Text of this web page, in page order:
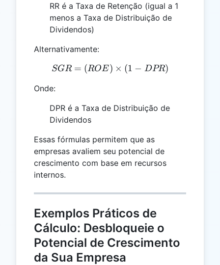
RR é a Taxa de Retenção (igual a 1
menos a Taxa de Distribuição de
Dividendos)
Alternativamente:
SGR = (ROE) \times (1 -
SGR = (ROE) × (1 − DPR)
Onde:
DPR é a Taxa de Distribuição de
Dividendos
Essas fórmulas permitem que as
empresas avaliem seu potencial de
crescimento com base em recursos
internos.
Exemplos Práticos de
Cálculo: Desbloqueie o
Potencial de Crescimento
da Sua Empresa